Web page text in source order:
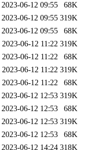
2023-06-12 09:55
68K
2023-06-12 09:55 319K
2023-06-12 09:55
68K
2023-06-12 11:22 319K
2023-06-12 11:22
68K
2023-06-12 11:22 319K
2023-06-12 11:22
68K
2023-06-12 12:53 319K
2023-06-12 12:53
68K
2023-06-12 12:53 319K
2023-06-12 12:53
68K
2023-06-12 14:24 318K